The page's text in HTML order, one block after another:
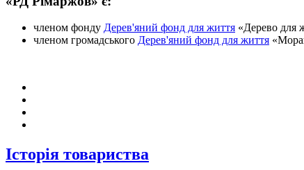
членом фонду Дерев'яний фонд для життя «Дерево для
членом громадського Дерев'яний фонд для життя
Історія товариства